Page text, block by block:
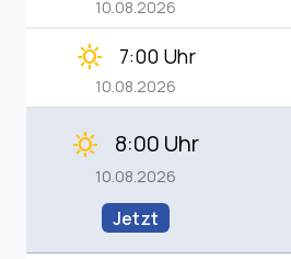
10.08.2026
clear_day 7:00 Uhr
10.08.2026
clear_day 8:00 Uhr
10.08.2026
Jetzt